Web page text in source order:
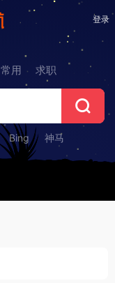
登录
常用 求职
Bing 神马